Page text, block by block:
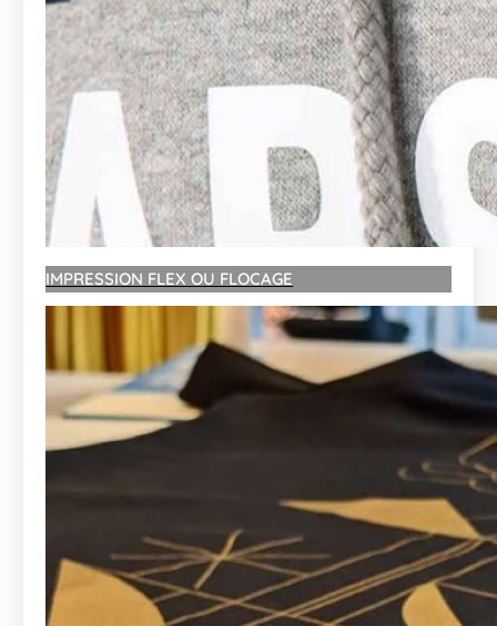
IMPRESSION FLEX OU FLOCAGE